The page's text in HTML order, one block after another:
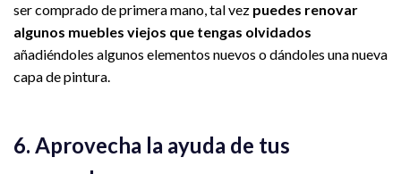
ser comprado de primera mano, tal vez puedes renovar
algunos muebles viejos que tengas olvidados
añadiéndoles algunos elementos nuevos o dándoles una nueva
capa de pintura.
6. Aprovecha la ayuda de tus